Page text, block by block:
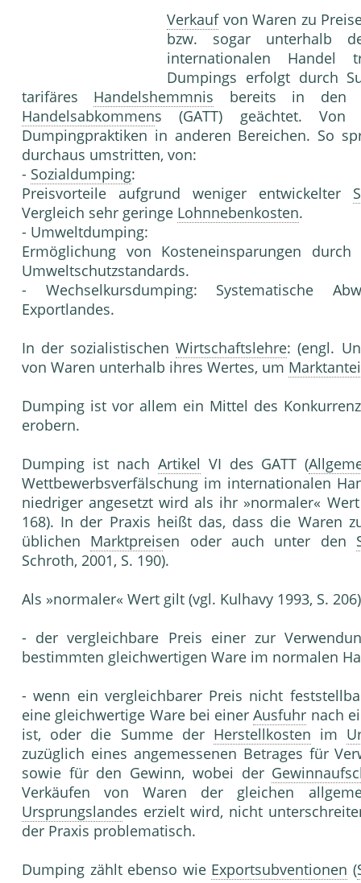
Verkaufvon Waren zu
bzw. sogar unterhalb
internationalen Handel
Dumpings erfolgt durch
tarifäres Handelshemmnis bereits in den
Handelsabkommens (GATT) geächtet. Von
Dumpingpraktiken in anderen Bereichen. So
durchaus umstritten, von:
- Sozialdumping:
Preisvorteile aufgrund weniger entwickelter
Vergleich sehr geringe Lohnnebenkosten.
- Umweltdumping:
Ermöglichung von Kosteneinsparungen
Umweltschutzstandards.
- Wechselkursdumping: Systematische
Exportlandes.
In der sozialistischenWirtschaftslehre: (engl.
von Waren unterhalb ihres Wertes, um
Dumping ist vor allem ein Mittel des
erobern.
Dumping ist nach Artikel VI des GATT (
Wettbewerbsverfälschung im internationalen
niedriger angesetzt wird als ihr »normaler«
168). In der Praxis heißt das, dass die Waren
üblichen Marktpreisen oder auch unter den
Schroth, 2001, S. 190).
Als »normaler« Wert gilt (vgl. Kulhavy 1993, S.
- der vergleichbare Preis einer zur
bestimmten gleichwertigen Ware im normalen
- wenn ein vergleichbarer Preis nicht
eine gleichwertige Ware bei einerAusfuhr nach
ist, oder die Summe der Herstellkosten im
zuzüglich eines angemessenen Betrages für
sowie für den Gewinn, wobei der
Verkäufen von Waren der gleichen
Ursprungslandes erzielt wird, nicht
der Praxis problematisch.
Dumping zählt ebenso wie Exportsubventionen (